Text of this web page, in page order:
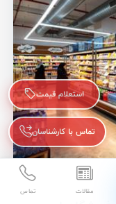
تماس با کارشناسان
استعلام قیمت
مقالات تماس